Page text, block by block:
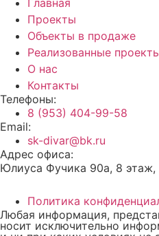
Проекты
Объекты в продаже
Реализованные
О нас
Контакты
Телефоны:
8 (953) 404-99-58
Email:
sk-divar@bk.ru
Адрес офиса:
Юлиуса Фучика 90а, 8 этаж,
Политика
Любая информация,
носит исключительно